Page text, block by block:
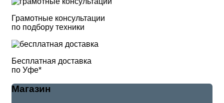
Грамотные консультации
по подбору техники
Бесплатная доставка
по Уфе*
Магазин